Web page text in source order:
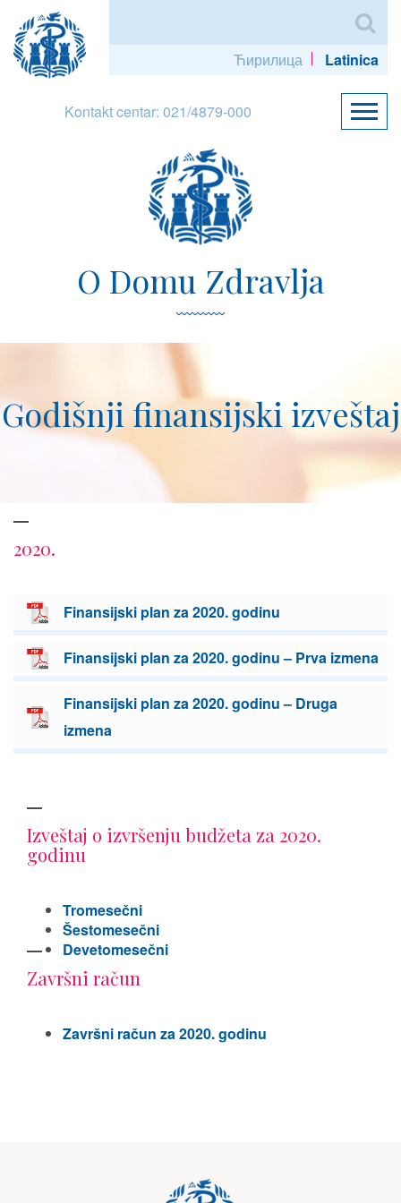
Ћирилица Latinica
Kontakt centar: 021/4879-000
O Domu Zdravlja
Godišnji finansijski izveštaj
2020.
Finansijski plan za 2020. godinu
Finansijski plan za 2020. godinu – Prva izmena
Finansijski plan za 2020. godinu – Druga
izmena
Izveštaj o izvršenju budžeta za 2020.
godinu
Tromesečni
Šestomesečni
Devetomesečni
Završni račun
Završni račun za 2020. godinu